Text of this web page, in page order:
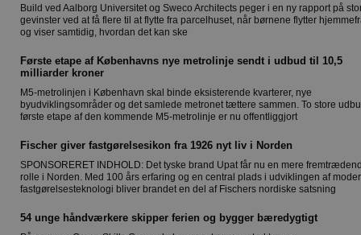
Build ved Aalborg Universitet og Sweco Architects peger i en ny rapport på
gevinster ved at få flere til at flytte fra parcelhuset, når børnene flytter
og viser samtidig, hvordan det kan ske
Første etape af Københavns nye metrolinje sendt i udbud til 10,5
milliarder kroner
M5-metrolinjen i København skal binde eksisterende kvarterer, nye
byudviklingsområder og det samlede metronet tættere sammen. To store
første etape af den kommende M5-metrolinje er nu offentliggjort
Fischer giver fastgørelsesikon fra 1926 nyt liv i Norden
SPONSORERET INDHOLD: Det tyske brand Upat får nu en mere
rolle i Norden. Med 100 års erfaring og en central plads i udviklingen af
fastgørelsesteknologi bliver brandet en del af Fischers nordiske satsning
54 unge håndværkere skipper ferien og bygger bæredygtigt